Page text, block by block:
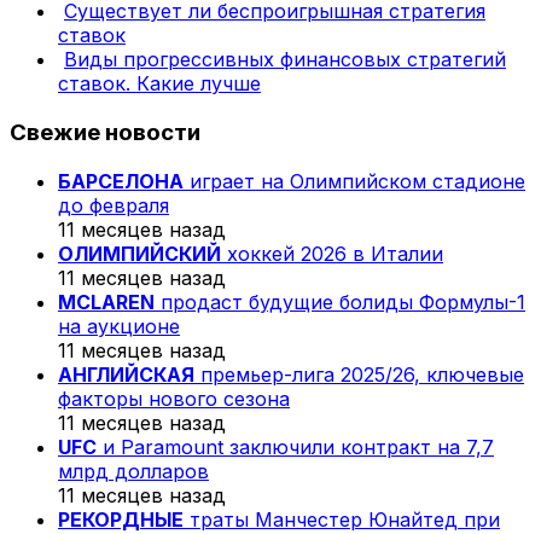
Существует ли беспроигрышная стратегия
ставок
Виды прогрессивных финансовых стратегий
ставок. Какие лучше
Свежие новости
БАРСЕЛОНА играет на Олимпийском стадионе
до февраля
11 месяцев назад
ОЛИМПИЙСКИЙ хоккей 2026 в Италии
11 месяцев назад
MCLAREN продаст будущие болиды Формулы-1
на аукционе
11 месяцев назад
АНГЛИЙСКАЯ премьер-лига 2025/26, ключевые
факторы нового сезона
11 месяцев назад
UFC и Paramount заключили контракт на 7,7
млрд долларов
11 месяцев назад
РЕКОРДНЫЕ траты Манчестер Юнайтед при